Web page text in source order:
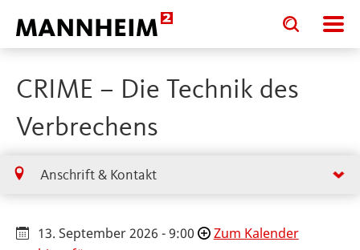
Toggle
search
input
Toggle
search
input
CRIME – Die Technik des
Verbrechens
Anschrift & Kontakt
13. September 2026 - 9:00
Zum Kalender